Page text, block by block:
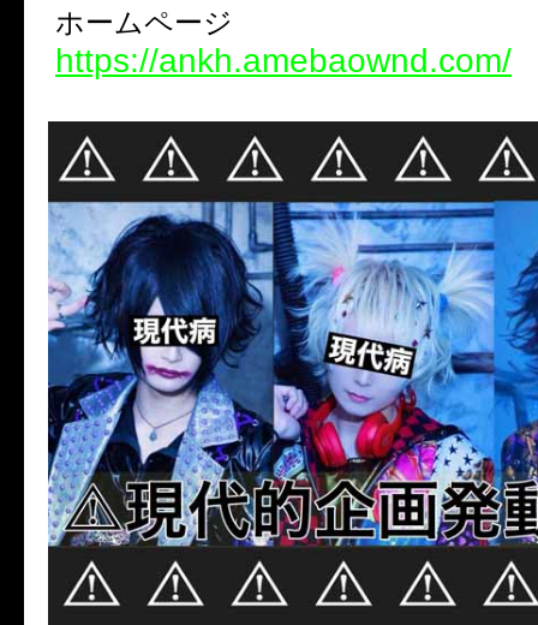
ホームページ
https://ankh.amebaownd.com/